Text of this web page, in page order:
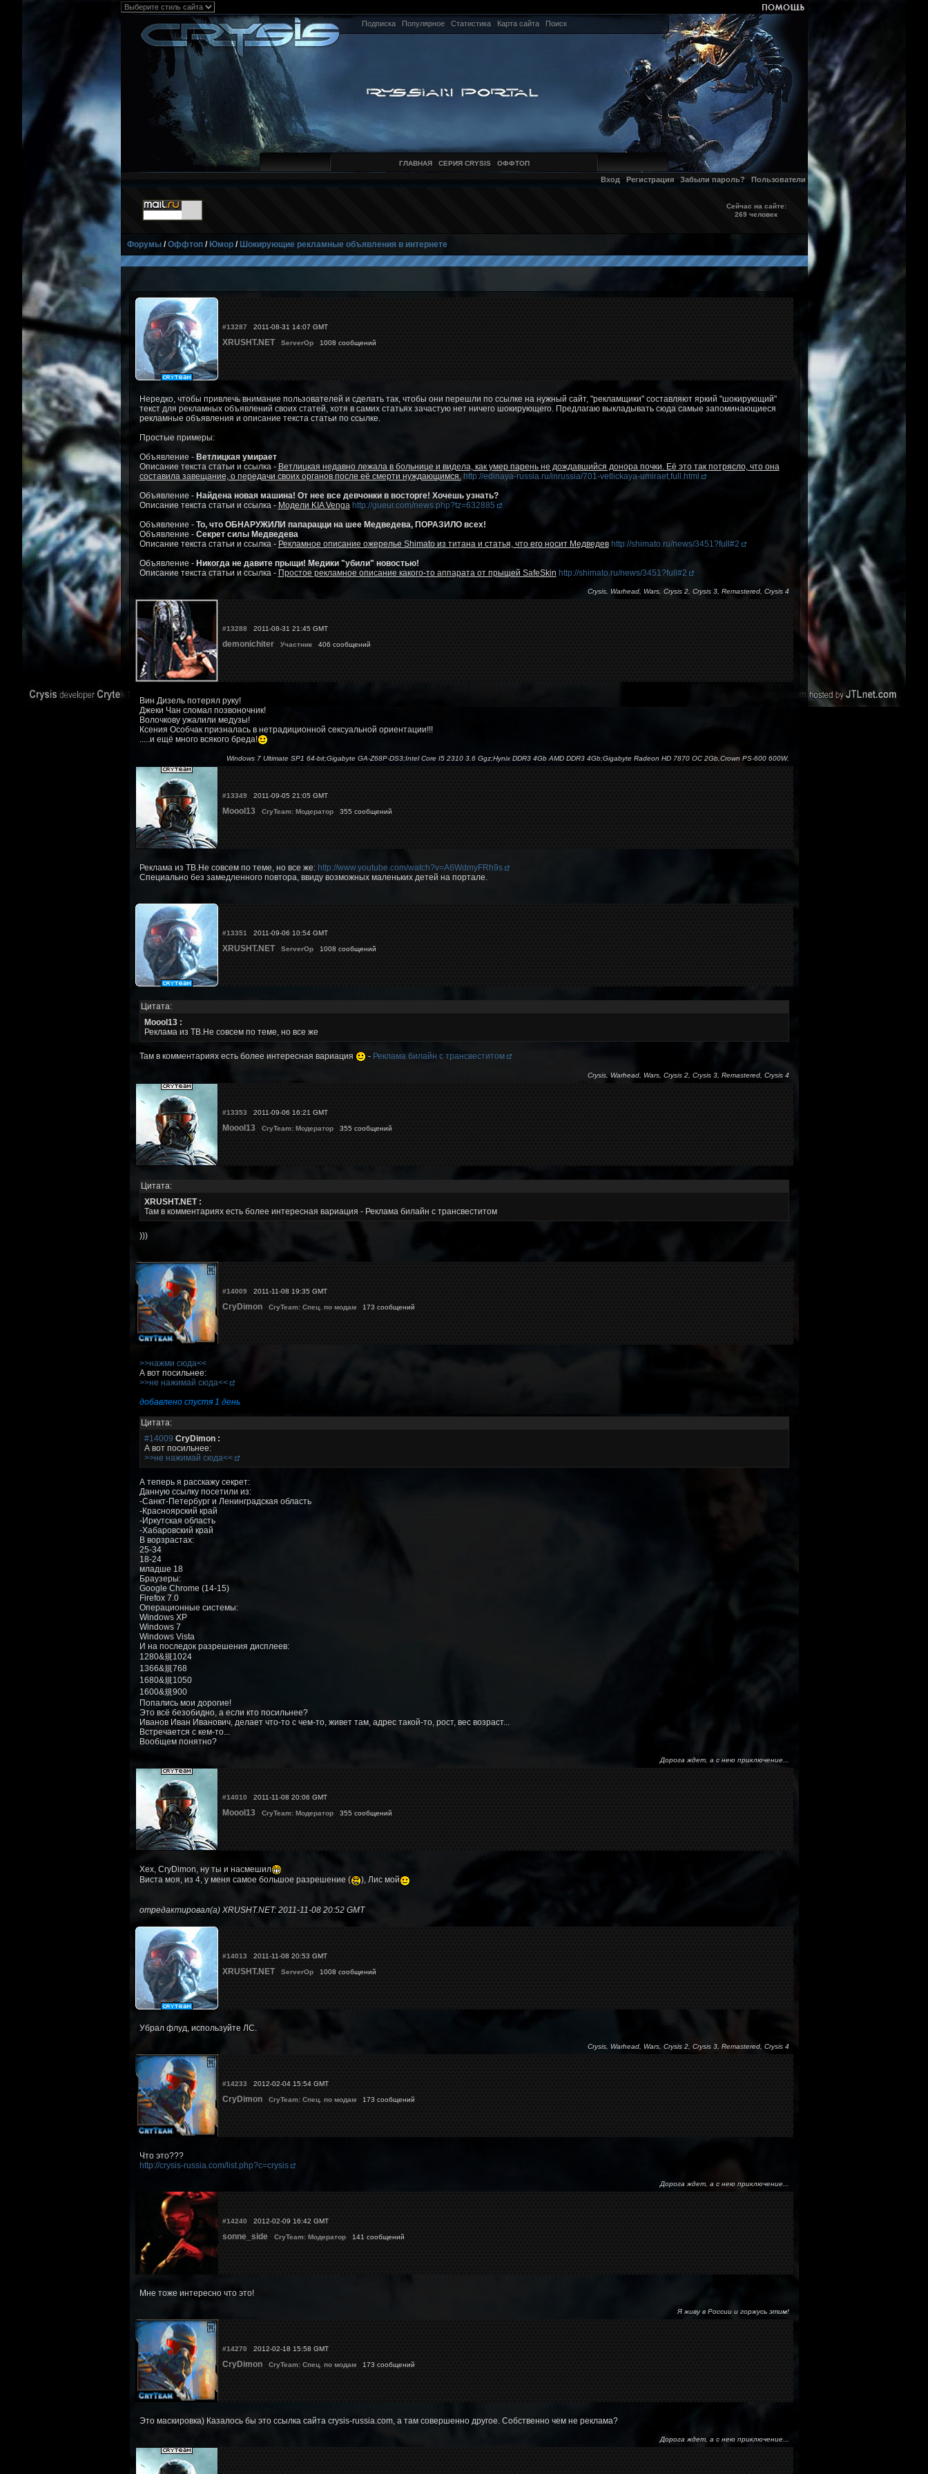
Подписка Популярное Статистика Карта сайта Поиск
ГЛАВНАЯ СЕРИЯ CRYSIS ОФФТОП
Вход Регистрация Забыли пароль? Пользователи
Сейчас на сайте:
269 человек
Форумы/Оффтоп/ Юмор/ Шокирующие рекламные объявления в интернете
#13287 2011-08-31 14:07 GMT
XRUSHT.NET ServerOp1008 сообщений
Нередко, чтобы привлечь внимание пользователей и сделать так, чтобы они перешли по ссылке на нужный сайт, "рекламщики" составляют яркий "шокирующий"
текст для рекламных объявлений своих статей, хотя в самих статьях зачастую нет ничего шокирующего. Предлагаю выкладывать сюда самые запоминающиеся
рекламные объявления и описание текста статьи по ссылке.
Простые примеры:
Объявление - Ветлицкая умирает
Описание текста статьи и ссылка - Ветлицкая недавно лежала в больнице и видела, как умер парень не дождавшийся донора почки. Её это так потрясло, что она
составила завещание, о передачи своих органов после её смерти нуждающимся. http://edinaya-russia.ru/inrussia/701-vetlickaya-umiraet,full.html
Объявление - Найдена новая машина! От нее все девчонки в восторге! Хочешь узнать?
Описание текста статьи и ссылка - Модели KIA Venga http://gueur.com/news.php?tz=632885
Объявление - То, что ОБНАРУЖИЛИ папарацци на шее Медведева, ПОРАЗИЛО всех!
Объявление - Секрет силы Медведева
Описание текста статьи и ссылка - Рекламное описание ожерелье Shimato из титана и статья, что его носит Медведев http://shimato.ru/news/3451?full#2
Объявление - Никогда не давите прыщи! Медики "убили" новостью!
Описание текста статьи и ссылка - Простое рекламное описание какого-то аппарата от прыщей SafeSkin http://shimato.ru/news/3451?full#2
Crysis, Warhead, Wars, Crysis 2, Crysis 3, Remastered, Crysis 4
#13288 2011-08-31 21:45 GMT
demonichiter Участник406 сообщений
Вин Дизель потерял руку!
Джеки Чан сломал позвоночник!
Волочкову ужалили медузы!
Ксения Особчак призналась в нетрадиционной сексуальной ориентации!!!
.....и ещё много всякого бреда!
Windows 7 Ultimate SP1 64-bit;Gigabyte GA-Z68P-DS3;Intel Core I5 2310 3.6 Ggz;Hynix DDR3 4Gb AMD DDR3 4Gb;Gigabyte Radeon HD 7870 OC 2Gb,Crown PS-600 600W.
#13349 2011-09-05 21:05 GMT
Moool13 CryTeam: Модератор355 сообщений
Реклама из ТВ.Не совсем по теме, но все же: http://www.youtube.com/watch?v=A6WdmyFRh9s
Специально без замедленного повтора, ввиду возможных маленьких детей на портале.
#13351 2011-09-06 10:54 GMT
XRUSHT.NET ServerOp1008 сообщений
Цитата:
Moool13 :
Реклама из ТВ.Не совсем по теме, но все же
Там в комментариях есть более интересная вариация - Реклама билайн с трансвеститом
Crysis, Warhead, Wars, Crysis 2, Crysis 3, Remastered, Crysis 4
#13353 2011-09-06 16:21 GMT
Moool13 CryTeam: Модератор355 сообщений
Цитата:
XRUSHT.NET :
Там в комментариях есть более интересная вариация - Реклама билайн с трансвеститом
)))
#14009 2011-11-08 19:35 GMT
CryDimon CryTeam: Спец. по модам173 сообщений
>>нажми сюда<<
А вот посильнее:
>>не нажимай сюда<<
добавлено спустя 1 день
Цитата:
#14009 CryDimon :
А вот посильнее:
>>не нажимай сюда<<
А теперь я расскажу секрет:
Данную ссылку посетили из:
-Санкт-Петербург и Ленинградская область
-Красноярский край
-Иркутская область
-Хабаровский край
В ворзрастах:
25-34
18-24
младше 18
Браузеры:
Google Chrome (14-15)
Firefox 7.0
Операционные системы:
Windows XP
Windows 7
Windows Vista
И на последок разрешения дисплеев:
1280&規1024
1366&規768
1680&規1050
1600&規900
Попались мои дорогие!
Это всё безобидно, а если кто посильнее?
Иванов Иван Иванович, делает что-то с чем-то, живет там, адрес такой-то, рост, вес возраст...
Встречается с кем-то...
Вообщем понятно?
Дорога ждет, а с нею приключение...
#14010 2011-11-08 20:06 GMT
Moool13 CryTeam: Модератор355 сообщений
Хех, CryDimon, ну ты и насмешил
Виста моя, из 4, у меня самое большое разрешение (
), Лис мой
отредактировал(а) XRUSHT.NET: 2011-11-08 20:52 GMT
#14013 2011-11-08 20:53 GMT
XRUSHT.NET ServerOp1008 сообщений
Убрал флуд, используйте ЛС.
Crysis, Warhead, Wars, Crysis 2, Crysis 3, Remastered, Crysis 4
#14233 2012-02-04 15:54 GMT
CryDimon CryTeam: Спец. по модам173 сообщений
Что это???
http://crysis-russia.com/list.php?c=crysis
Дорога ждет, а с нею приключение...
#14240 2012-02-09 16:42 GMT
sonne_side CryTeam: Модератор141 сообщений
Мне тоже интересно что это!
Я живу в России и горжусь этим!
#14270 2012-02-18 15:58 GMT
CryDimon CryTeam: Спец. по модам173 сообщений
Это маскировка) Казалось бы это ссылка сайта crysis-russia.com, а там совершенно другое. Собственно чем не реклама?
Дорога ждет, а с нею приключение...